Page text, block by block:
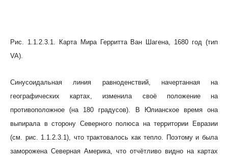
Рис. 1.1.2.3.1. Карта Мира Герритта Ван Шагена, 1680 год (тип
VA).
Синусоидальная линия равноденствий, начертанная на
географических картах, изменила своё положение на
противоположное (на 180 градусов). В Юлианское время она
выпирала в сторону Северного полюса на территории Евразии
(см. рис. 1.1.2.3.1), что трактовалось как тепло. Поэтому и была
заморожена Северная Америка, что отчётливо видно на картах